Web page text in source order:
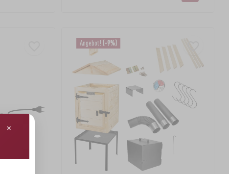
Angebot! (-9%)